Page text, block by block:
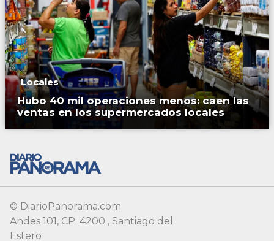
Locales
Hubo 40 mil operaciones menos: caen las
ventas en los supermercados locales
© DiarioPanorama.com
Andes 101, CP: 4200 , Santiago del
Estero